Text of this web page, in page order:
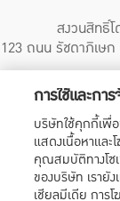
สงวนสิทธิ์
123 ถนน รัชดาภิเษ
บริษัทฯ ขอแจ้งให้ผู้ใช้บริการท
ทั้งหมดของเว็บไซต์ รวมถึ
ปรากฏบนเว็บไซต์ของบริษัท
โดยชอบด้วยกฎหมายของบ
เผยแพร่ต่อสาธารณชน จำ
ทางการค้าหรือประโยชน์โดย
การใช้และกา
บริษัทใช้คุกกี้เพื่
แสดงเนื้อหาและ
คุณสมบัติทางโซเ
ของบริษัท เรายั
เชียลมีเดีย การ